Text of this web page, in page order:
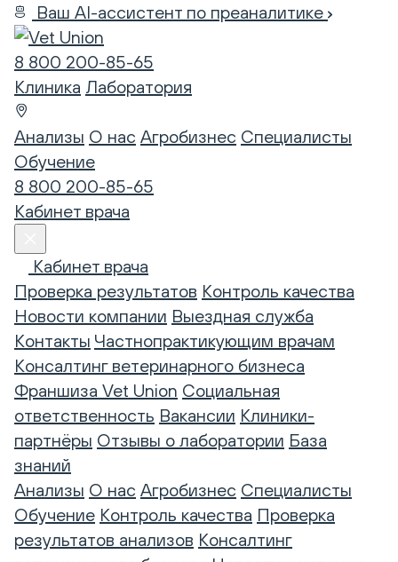
Ваш AI-ассистент по преаналитике
8 800 200-85-65
Клиника Лаборатория
Анализы О нас Агробизнес Специалисты
Обучение
8 800 200-85-65
Кабинет врача
Кабинет врача
Проверка результатов Контроль качества
Новости компании Выездная служба
Контакты Частнопрактикующим врачам
Консалтинг ветеринарного бизнеса
Франшиза Vet Union Социальная
ответственность Вакансии Клиники-
партнёры Отзывы о лаборатории База
знаний
Анализы О нас Агробизнес Специалисты
Обучение Контроль качества Проверка
результатов анализов Консалтинг